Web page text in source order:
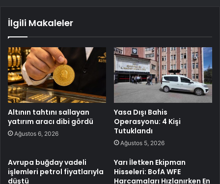
İlgili Makaleler
Altının tahtını sallayan
yatırım aracı dibi gördü
Ağustos 6, 2026
Yasa Dışı Bahis
Operasyonu: 4 Kişi
Tutuklandı
Ağustos 5, 2026
Avrupa buğday vadeli
işlemleri petrol fiyatlarıyla
düştü
Yarı İletken Ekipman
Hisseleri: BofA WFE
Harcamaları Hızlanırken En